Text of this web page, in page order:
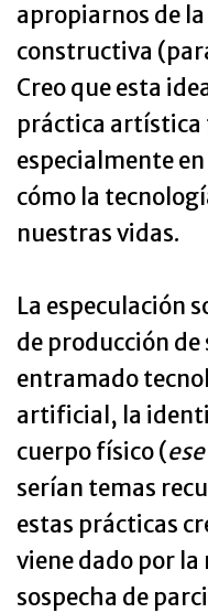
apropiarnos de
constructiva
Creo que esta
práctica
especialmente
cómo la
nuestras vidas.
La especulación
de producción
entramado
artificial, la
cuerpo físico (
serían temas
estas prácticas
viene dado por la
sospecha de